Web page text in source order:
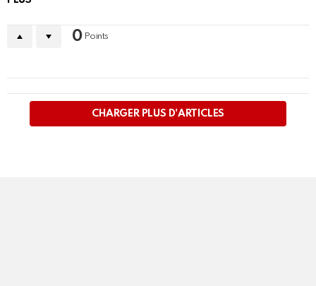
0Points
PLUS
CHARGER PLUS D'ARTICLES